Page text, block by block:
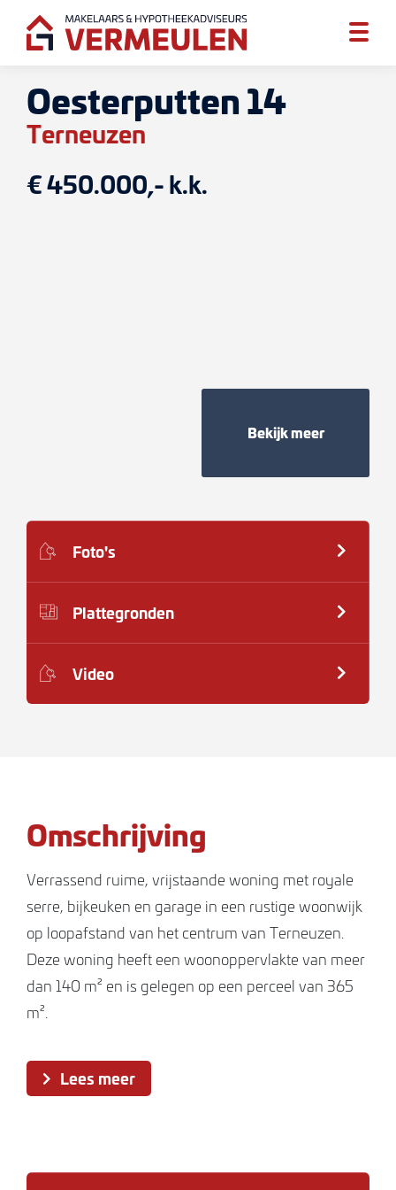
Oesterputten 14
Terneuzen
€ 450.000,- k.k.
Bekijk meer
Foto's
Plattegronden
Video
Omschrijving
Verrassend ruime, vrijstaande woning met royale
serre, bijkeuken en garage in een rustige woonwijk
op loopafstand van het centrum van Terneuzen.
Deze woning heeft een woonoppervlakte van meer
dan 140 m² en is gelegen op een perceel van 365
m².
Begane grond
hangtoilet en fonteintje.
Lees meer